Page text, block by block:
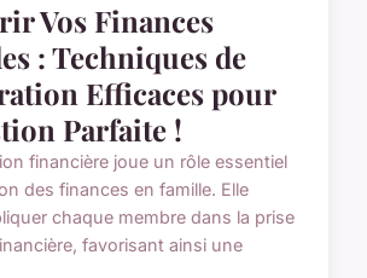
Vos Finances
: Techniques de
Efficaces pour
Parfaite !
financière joue un rôle essentiel
des finances en famille. Elle
chaque membre dans la prise
favorisant ainsi une